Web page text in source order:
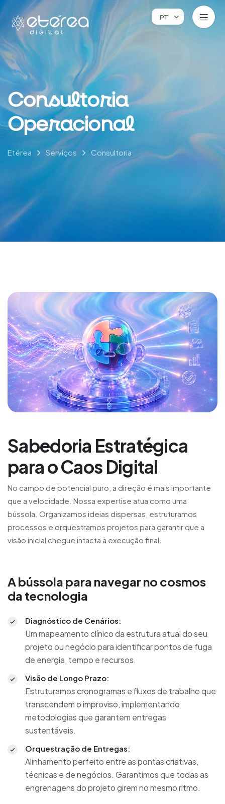
PT
Consultoria
Operacional
Etérea Serviços Consultoria
Sabedoria Estratégica
para o Caos Digital
No campo de potencial puro, a direção é mais importante
que a velocidade. Nossa expertise atua como uma
bússola. Organizamos ideias dispersas, estruturamos
processos e orquestramos projetos para garantir que a
visão inicial chegue intacta à execução final.
A bússola para navegar no cosmos
da tecnologia
Diagnóstico de Cenários:
Um mapeamento clínico da estrutura atual do seu
projeto ou negócio para identificar pontos de fuga
de energia, tempo e recursos.
Visão de Longo Prazo:
Estruturamos cronogramas e fluxos de trabalho que
transcendem o improviso, implementando
metodologias que garantem entregas
sustentáveis.
Orquestração de Entregas:
Alinhamento perfeito entre as pontas criativas,
técnicas e de negócios. Garantimos que todas as
engrenagens do projeto girem no mesmo ritmo.